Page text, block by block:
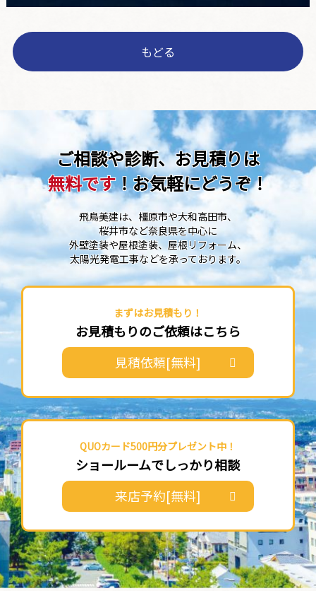
もどる
ご相談や診断、お見積りは
無料です！お気軽にどうぞ！
飛鳥美建は、橿原市や大和高田市、
桜井市など奈良県を中心に
外壁塗装や屋根塗装、屋根リフォーム、
太陽光発電工事などを承っております。
まずはお見積もり！
お見積もりのご依頼はこちら
見積依頼[無料]
QUOカード500円分プレゼント中！
ショールームでしっかり相談
来店予約[無料]